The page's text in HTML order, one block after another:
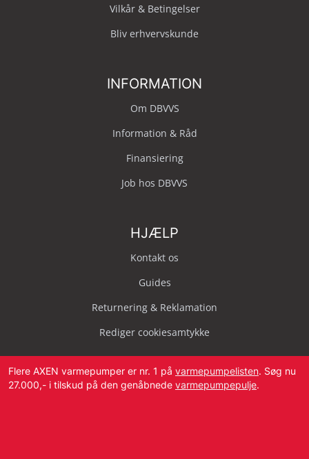
Vilkår & Betingelser
Bliv erhvervskunde
INFORMATION
Om DBVVS
Information & Råd
Finansiering
Job hos DBVVS
HJÆLP
Kontakt os
Guides
Returnering & Reklamation
Rediger cookiesamtykke
Flere AXEN varmepumper er nr. 1 på varmepumpelisten. Søg nu
27.000,- i tilskud på den genåbnede varmepumpepulje.